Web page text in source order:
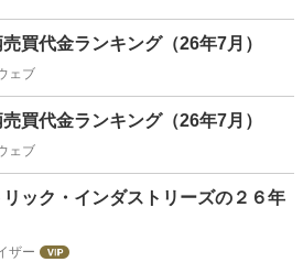
買代金ランキング（26年7月）
ェブ
買代金ランキング（26年7月）
ェブ
ック・インダストリーズの２６年
ザー